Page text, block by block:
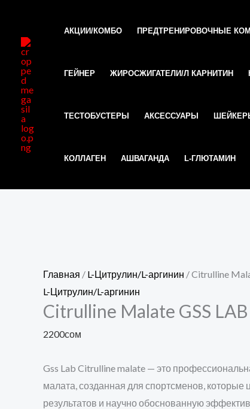
содержимому
АКЦИИ/КОМБО ПРЕДТРЕНИРОВОЧНЫЕ
ГЕЙНЕР ЖИРОСЖИГАТЕЛИ/Л КАРНИТИН
ТЕСТОБУСТЕРЫ АКСЕССУАРЫ
КОЛЛАГЕН АШВАГАНДА L-ГЛЮТАМИН
Главная / L-Цитрулин/L-аргинин / Citrulline
L-Цитрулин/L-аргинин
Citrulline Malate GSS
2200сом
Gss Lab Citrulline malate — это
малата, созданная для спортсменов, которые
результатов и научно обоснованную